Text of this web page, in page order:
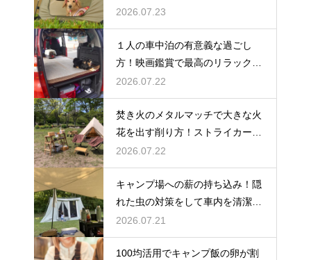
2026.07.23
１人の車中泊の有意義な過ごし
方！映画鑑賞で最高のリラックス
タイム
2026.07.22
焚き火のメタルマッチで大きな火
花を出す削り方！ストライカーの
角度の秘密
2026.07.22
キャンプ場への薪の持ち込み！隠
れた虫の対策をして車内を清潔に
保つ
2026.07.21
100均活用でキャンプ飯の卵が割